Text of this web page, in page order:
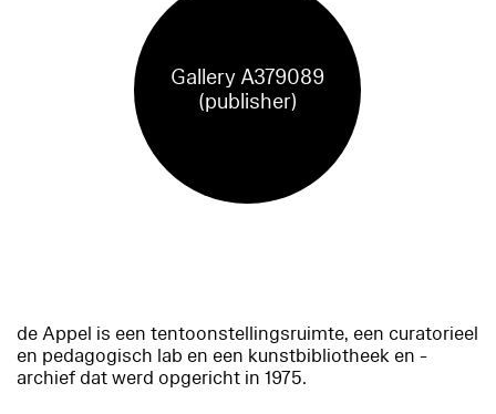
Gallery A379089
(publisher)
de Appel is een tentoonstellingsruimte, een curatorieel
en pedagogisch lab en een kunstbibliotheek en -
archief dat werd opgericht in 1975.